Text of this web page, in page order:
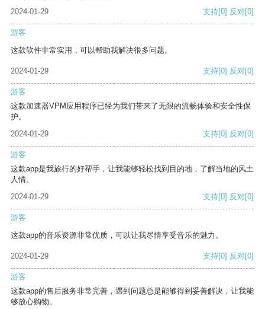
2024-01-29
支持[0] 反对[0]
游客
这款软件非常实用，可以帮助我解决很多问题。
2024-01-29 支持[0] 反对[0]
游客
这款加速器VPM应用程序已经为我们带来了无限的流畅体验和安全性保
护。
2024-01-29
支持[0] 反对[0]
游客
这款app是我旅行的好帮手，让我能够轻松找到目的地，了解当地的风土
人情。
2024-01-29
支持[0] 反对[0]
游客
这款app的音乐资源非常优质，可以让我尽情享受音乐的魅力。
2024-01-29 支持[0] 反对[0]
游客
这款app的售后服务非常完善，遇到问题总是能够得到妥善解决，让我能
够放心购物。